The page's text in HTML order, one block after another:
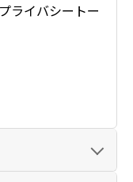
ライバシートー